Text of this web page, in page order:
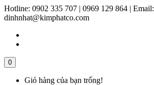
Hotline: 0902 335 707 | 0969 129 864 | Email:
dinhnhat@kimphatco.com
0
Giỏ hàng của bạn trống!